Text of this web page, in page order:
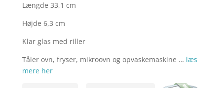
Længde 33,1 cm
Højde 6,3 cm
Klar glas med riller
Tåler ovn, fryser, mikroovn og opvaskemaskine … læs
mere her